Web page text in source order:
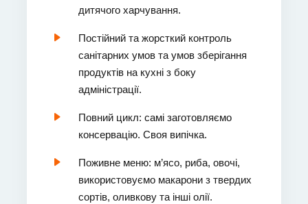
дитячого харчування.
Постійний та жорсткий контроль
санітарних умов та умов зберігання
продуктів на кухні з боку
адміністрації.
Повний цикл: самі заготовляємо
консервацію. Своя випічка.
Поживне меню: м’ясо, риба, овочі,
використовуємо макарони з твердих
сортів, оливкову та інші олії.